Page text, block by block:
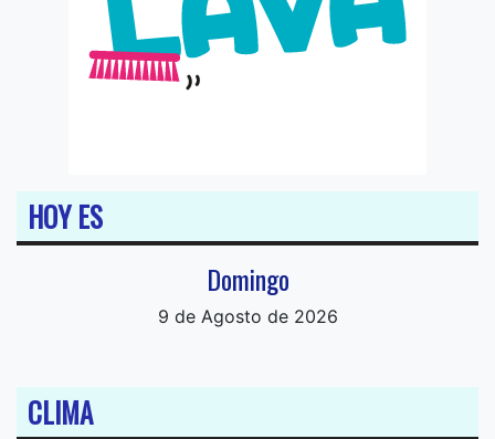
HOY ES
Domingo
9 de Agosto de 2026
CLIMA